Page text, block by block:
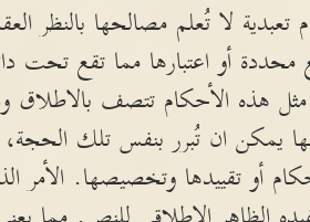
لا تُعلم مصالحها بالنظر
أو اعتبارها مما تقع تحت دائرة
هذه الأحكام تتصف
يمكن ان تُبرر بنفس تلك
أو تقييدها وتخصيصها. الأمر